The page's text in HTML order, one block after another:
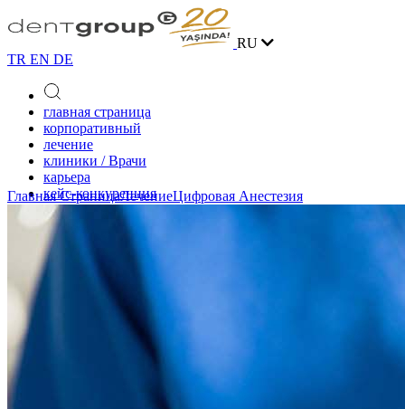
RU
TR EN DE
главная страница
корпоративный
лечение
клиники / Врачи
карьера
кейс-конкуренция
блог
контакт
онлайн запись
Главная СтраницаЛечениеЦифровая Анестезия